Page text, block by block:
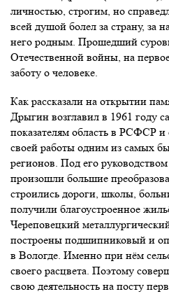
личностью, строгим, но
всей душой болел за страну, за
него родным. Прошедший
Отечественной войны, на
заботу о человеке.
Как рассказали на открытии
Дрыгин возглавил в 1961 году
показателям область в РСФСР и
своей работы одним из самых
регионов. Под его
произошли большие
строились дороги, школы,
получили благоустроенное
Череповецкий
построены подшипниковый и
в Вологде. Именно при нём
своего расцвета. Поэтому
свою деятельность на посту